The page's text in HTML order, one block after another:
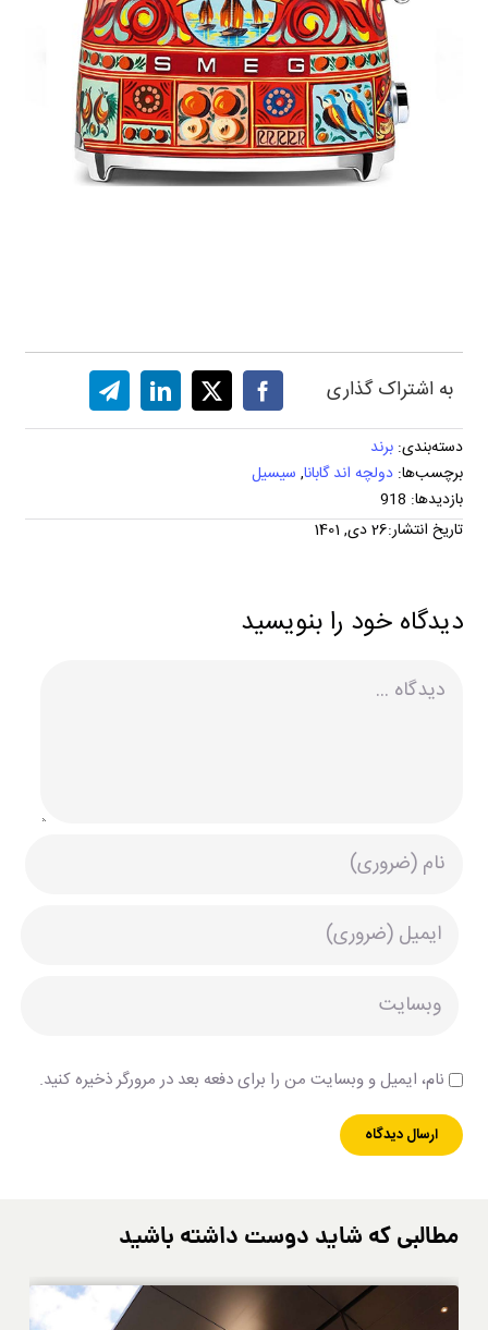
به اشتراک گذاری
دسته‌بندی: برند
برچسب‌ها: دولچه اند گابانا, سیسیل
بازدیدها: 918
تاریخ انتشار:26 دی, 1401
دیدگاه خود را بنویسید
نام، ایمیل و وبسایت من را برای دفعه بعد در مرورگر ذخیره کنید.
مطالبی که شاید دوست داشته باشید